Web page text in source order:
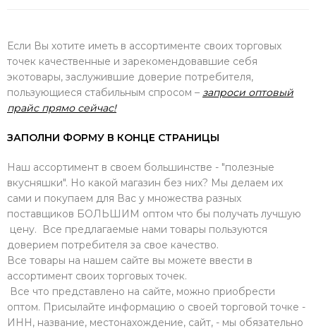
Если Вы хотите иметь в ассортименте своих торговых
точек качественные и зарекомендовавшие себя
экотовары, заслужившие доверие потребителя,
пользующиеся стабильным спросом – запроси оптовый
прайс прямо сейчас!
ЗАПОЛНИ ФОРМУ В КОНЦЕ СТРАНИЦЫ
Наш ассортимент в своем большинстве - "полезные
вкусняшки". Но какой магазин без них? Мы делаем их
сами и покупаем для Вас у множества разных
поставщиков БОЛЬШИМ оптом что бы получать лучшую
цену. Все предлагаемые нами товары пользуются
доверием потребителя за свое качество.
Все товары на нашем сайте вы можете ввести в
ассортимент своих торговых точек.
Все что представлено на сайте, можно приобрести
оптом. Присылайте информацию о своей торговой точке -
ИНН, название, местонахождение, сайт, - мы обязательно